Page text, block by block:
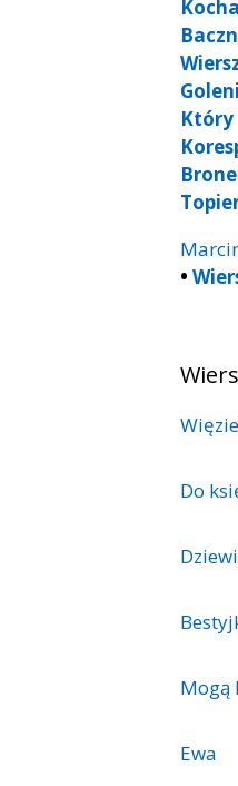
Który
•
Do
Mogą
Ewa